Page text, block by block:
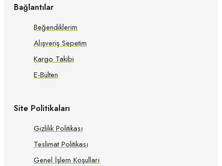
Bağlantılar
Beğendiklerim
Alışveriş Sepetim
Kargo Takibi
E-Bülten
Site Politikaları
Gizlilik Politikası
Teslimat Politikası
Genel İşlem Koşulları